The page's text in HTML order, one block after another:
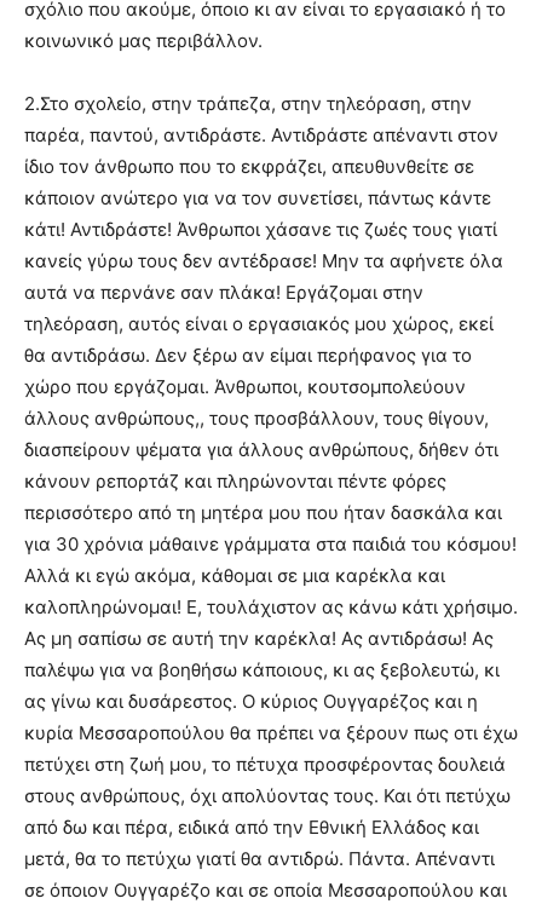
σχόλιο που ακούμε, όποιο κι αν είναι το εργασιακό ή το
κοινωνικό μας περιβάλλον.
2.Στο σχολείο, στην τράπεζα, στην τηλεόραση, στην
παρέα, παντού, αντιδράστε. Αντιδράστε απέναντι στον
ίδιο τον άνθρωπο που το εκφράζει, απευθυνθείτε σε
κάποιον ανώτερο για να τον συνετίσει, πάντως κάντε
κάτι! Αντιδράστε! Άνθρωποι χάσανε τις ζωές τους γιατί
κανείς γύρω τους δεν αντέδρασε! Μην τα αφήνετε όλα
αυτά να περνάνε σαν πλάκα! Εργάζομαι στην
τηλεόραση, αυτός είναι ο εργασιακός μου χώρος, εκεί
θα αντιδράσω. Δεν ξέρω αν είμαι περήφανος για το
χώρο που εργάζομαι. Άνθρωποι, κουτσομπολεύουν
άλλους ανθρώπους,, τους προσβάλλουν, τους θίγουν,
διασπείρουν ψέματα για άλλους ανθρώπους, δήθεν ότι
κάνουν ρεπορτάζ και πληρώνονται πέντε φόρες
περισσότερο από τη μητέρα μου που ήταν δασκάλα και
για 30 χρόνια μάθαινε γράμματα στα παιδιά του κόσμου!
Αλλά κι εγώ ακόμα, κάθομαι σε μια καρέκλα και
καλοπληρώνομαι! Ε, τουλάχιστον ας κάνω κάτι χρήσιμο.
Ας μη σαπίσω σε αυτή την καρέκλα! Ας αντιδράσω! Ας
παλέψω για να βοηθήσω κάποιους, κι ας ξεβολευτώ, κι
ας γίνω και δυσάρεστος. Ο κύριος Ουγγαρέζος και η
κυρία Μεσσαροπούλου θα πρέπει να ξέρουν πως oτι έχω
πετύχει στη ζωή μου, το πέτυχα προσφέροντας δουλειά
στους ανθρώπους, όχι απολύοντας τους. Και ότι πετύχω
από δω και πέρα, ειδικά από την Εθνική Ελλάδος και
μετά, θα το πετύχω γιατί θα αντιδρώ. Πάντα. Απέναντι
σε όποιον Ουγγαρέζο και σε οποία Μεσσαροπούλου και